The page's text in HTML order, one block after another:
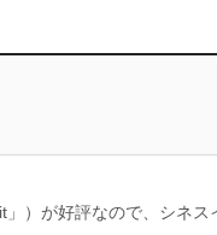
）が好評なので、シネス